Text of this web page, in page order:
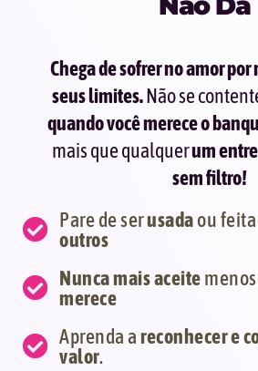
Chega de sofrer no amor
seus limites.Não se
quando você merece o
mais que qualquerum
sem filtro!
Pare de serusadaou
outros
Nunca mais aceite
merece
Aprenda areconhecer e
valor.